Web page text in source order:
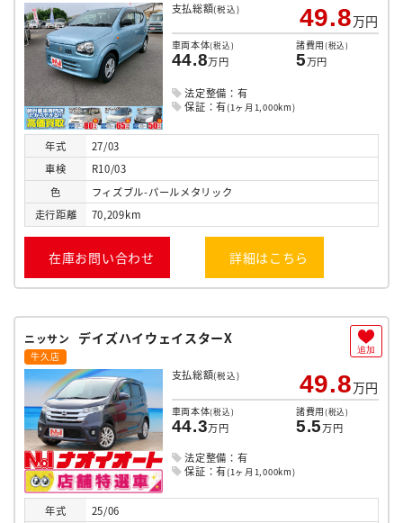
支払総額(税込) 49.8万円
車両本体(税込)
44.8万円
諸費用(税込)
5万円
法定整備：有
保証：有(1ヶ月1,000km)
年式
27/03
車検
R10/03
色
フィズブル-パールメタリック
走行距離 70,209km
在庫お問い合わせ 詳細はこちら
ニッサン デイズハイウェイスターX
牛久店
支払総額(税込) 49.8万円
車両本体(税込)
44.3万円
諸費用(税込)
5.5万円
法定整備：有
保証：有(1ヶ月1,000km)
年式
25/06
追加